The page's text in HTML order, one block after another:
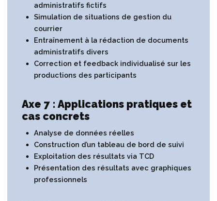
administratifs fictifs
Simulation de situations de gestion du
courrier
Entraînement à la rédaction de documents
administratifs divers
Correction et feedback individualisé sur les
productions des participants
Axe 7 : Applications pratiques et
cas concrets
Analyse de données réelles
Construction d’un tableau de bord de suivi
Exploitation des résultats via TCD
Présentation des résultats avec graphiques
professionnels